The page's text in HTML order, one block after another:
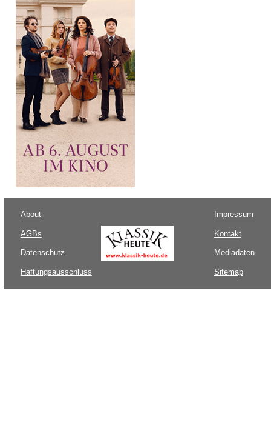
About
AGBs
Datenschutz
Haftungsausschluss
Impressum
Kontakt
Mediadaten
Sitemap